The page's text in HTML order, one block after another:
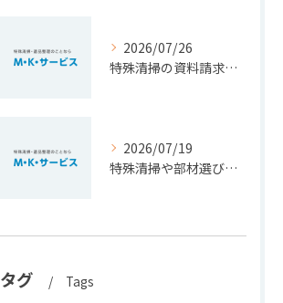
2026/07/26
特殊清掃の資料請求で費用相場や依頼基準を正しく知るための徹底ガイド
2026/07/19
特殊清掃や部材選びのポイントを福岡県豊前市で安心費用とともに徹底解説
タグ Tags